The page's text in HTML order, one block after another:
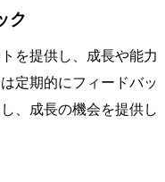
ク
を提供し、成長や能力
定期的にフィードバッ
、成長の機会を提供し